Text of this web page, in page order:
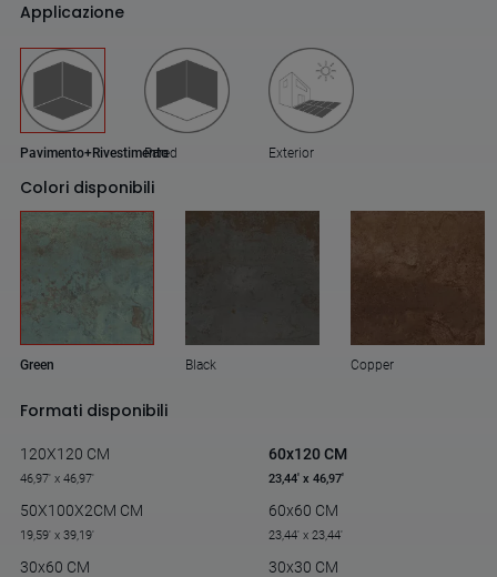
Applicazione
Pavimento+Rivestimento
Pared Exterior
Colori disponibili
Green Black Copper
Formati disponibili
120X120 CM
46,97' x 46,97'
60x120 CM
23,44' x 46,97'
50X100X2CM CM
19,59' x 39,19'
60x60 CM
23,44' x 23,44'
30x60 CM 30x30 CM